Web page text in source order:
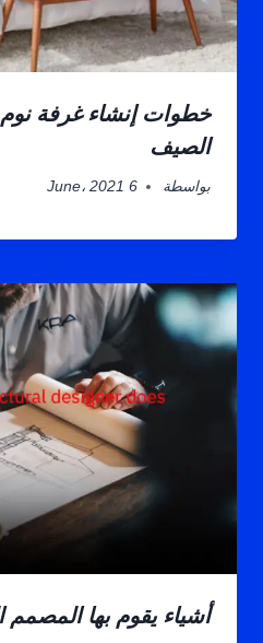
خطوات إنشاء غرفة
الصيف
بواسطة 6 June، 2021
أشياء يقوم بها المصمم